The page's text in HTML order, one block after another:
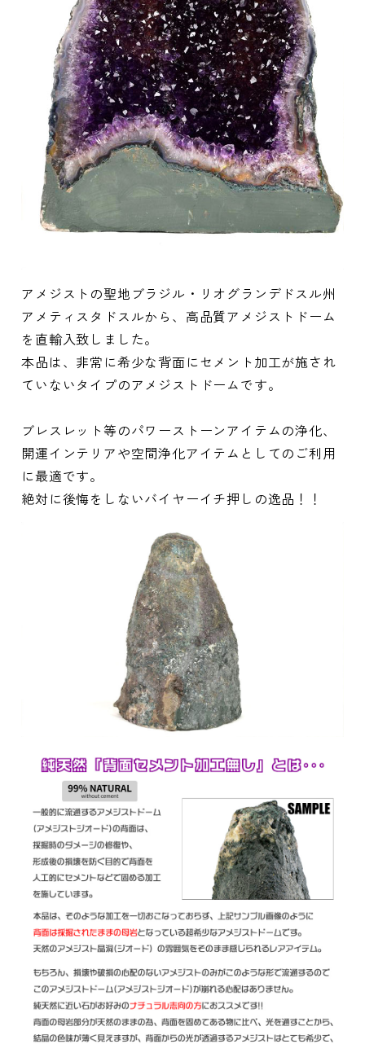
アメジストの聖地ブラジル・リオグランデドスル州
アメティスタドスルから、高品質アメジストドーム
を直輸入致しました。
本品は、非常に希少な背面にセメント加工が施され
ていないタイプのアメジストドームです。
ブレスレット等のパワーストーンアイテムの浄化、
開運インテリアや空間浄化アイテムとしてのご利用
に最適です。
絶対に後悔をしないバイヤーイチ押しの逸品！！